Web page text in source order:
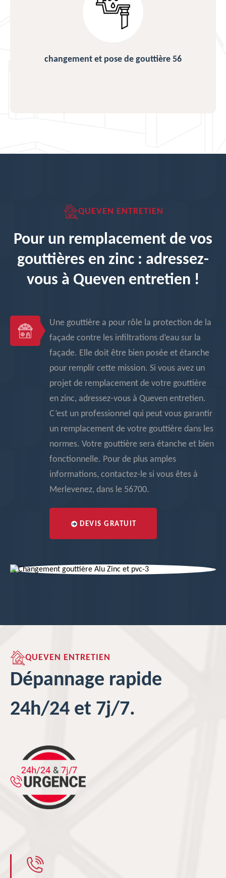
changement et pose de gouttière 56
QUEVEN ENTRETIEN
Pour un remplacement de vos
gouttières en zinc : adressez-
vous à Queven entretien !
Une gouttière a pour rôle la protection de la
façade contre les infiltrations d’eau sur la
façade. Elle doit être bien posée et étanche
pour remplir cette mission. Si vous avez un
projet de remplacement de votre gouttière
en zinc, adressez-vous à Queven entretien.
C’est un professionnel qui peut vous garantir
un remplacement de votre gouttière dans les
normes. Votre gouttière sera étanche et bien
fonctionnelle. Pour de plus amples
informations, contactez-le si vous êtes à
Merlevenez, dans le 56700.
DEVIS GRATUIT
QUEVEN ENTRETIEN
Dépannage rapide
24h/24 et 7j/7.